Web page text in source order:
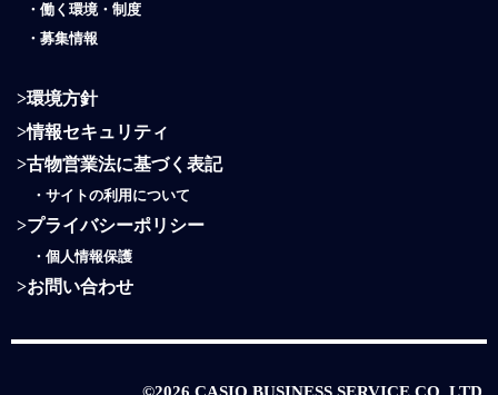
・働く環境・制度
・ 募集情報
>環境方針
>情報セキュリティ
>古物営業法に基づく表記
・ サイトの利用について
>プライバシーポリシー
・ 個人情報保護
>お問い合わせ
©2026 CASIO BUSINESS SERVICE CO.,LTD.